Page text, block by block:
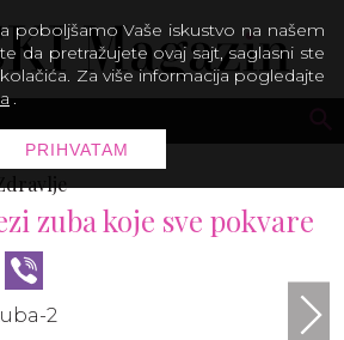
zuba koje sve pokvare
Pinterest
poboljšamo Vaše iskustvo na našem
da pretražujete ovaj sajt, saglasni ste
Za više informacija pogledajte
.
PRIHVATAM